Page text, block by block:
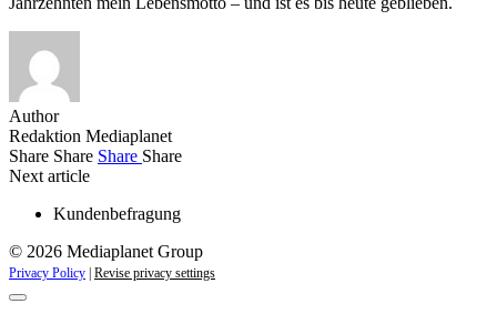
Author
Redaktion Mediaplanet
Share Share Share Share
Next article
Kundenbefragung
© 2026 Mediaplanet Group
Privacy Policy Revise privacy settings